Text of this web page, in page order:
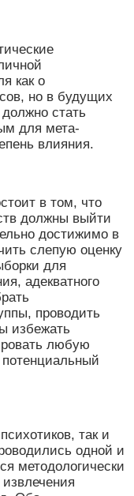
как о
но в будущих
стать
для мета-
влияния.
в том, что
должны выйти
достижимо в
слепую оценку
для
адекватного
проводить
избежать
любую
потенциальный
так и
одной и
методологически